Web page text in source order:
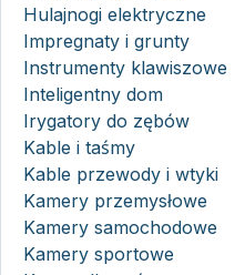
Hulajnogi elektryczne
Impregnaty i grunty
Instrumenty klawiszowe
Inteligentny dom
Irygatory do zębów
Kable i taśmy
Kable przewody i wtyki
Kamery przemysłowe
Kamery samochodowe
Kamery sportowe